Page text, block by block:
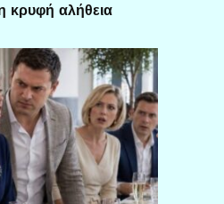
κρυφή αλήθεια